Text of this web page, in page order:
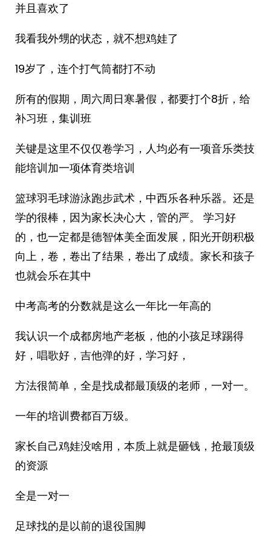
并且喜欢了
我看我外甥的状态，就不想鸡娃了
19岁了，连个打气筒都打不动
所有的假期，周六周日寒暑假，都要打个8折，给
补习班，集训班
关键是这里不仅仅卷学习，人均必有一项音乐类技
能培训加一项体育类培训
篮球羽毛球游泳跑步武术，中西乐各种乐器。还是
学的很棒，因为家长决心大，管的严。 学习好
的，也一定都是德智体美全面发展，阳光开朗积极
向上，卷，卷出了结果，卷出了成绩。家长和孩子
也就会乐在其中
中考高考的分数就是这么一年比一年高的
我认识一个成都房地产老板，他的小孩足球踢得
好，唱歌好，吉他弹的好，学习好，
方法很简单，全是找成都最顶级的老师，一对一。
一年的培训费都百万级。
家长自己鸡娃没啥用，本质上就是砸钱，抢最顶级
的资源
全是一对一
足球找的是以前的退役国脚